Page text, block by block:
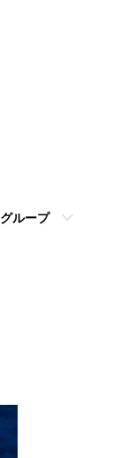
グループ